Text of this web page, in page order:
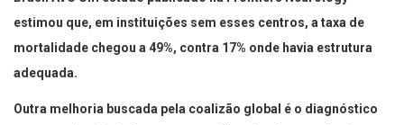
estimou que, em instituições sem esses centros, a taxa de
mortalidade chegou a 49%, contra 17% onde havia estrutura
adequada.
Outra melhoria buscada pela coalizão global é o diagnóstico